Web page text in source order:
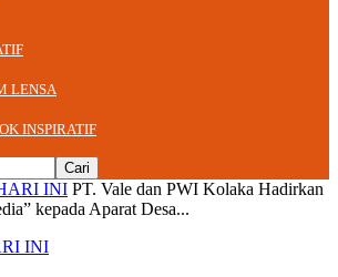
LENSA
INSPIRATIF
INI PT. Vale dan PWI Kolaka Hadirkan
kepada Aparat Desa...
INI